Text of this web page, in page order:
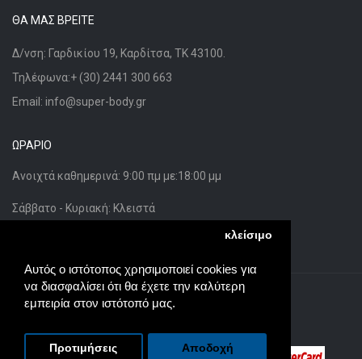
Αυτός ο ιστότοπος χρησιμοποιεί cookies για
να διασφαλίσει ότι θα έχετε την καλύτερη
εμπειρία στον ιστότοπό μας.
κλείσιμο
Προτιμήσεις Αποδοχή
ΘΑ ΜΑΣ ΒΡΕΊΤΕ
Δ/νση: Γαρδικίου 19, Καρδίτσα, ΤΚ 43100.
Τηλέφωνα:+ (30) 2441 300 663
Email: info@super-body.gr
ΩΡΆΡΙΟ
Ανοιχτά καθημερινά: 9:00 πμ με:18:00 μμ
Σάββατο - Κυριακή: Κλειστά
Powered By